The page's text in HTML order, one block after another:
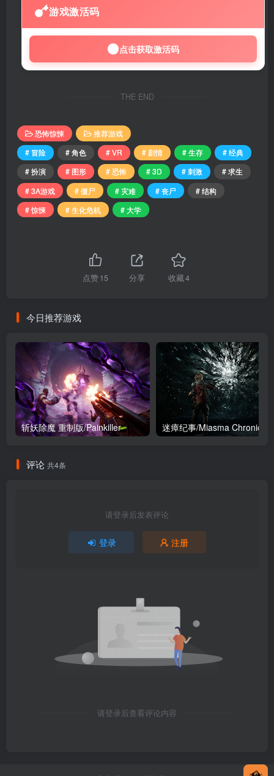
游戏激活码
点击获取激活码
THE END
恐怖惊悚
推荐游戏
# 冒险
# 角色 # VR # 剧情 # 生存
# 经典
# 扮演
# 图形 # 恐怖 # 3D # 刺激
# 求生
# 3A游戏
# 僵尸 # 灾难 # 丧尸
# 结构
# 惊悚
# 生化危机 # 大学
点赞15 分享 收藏4
今日推荐游戏
斩妖除魔 重制版/Painkiller
评论 共4条
请登录后发表评论
登录 注册
请登录后查看评论内容